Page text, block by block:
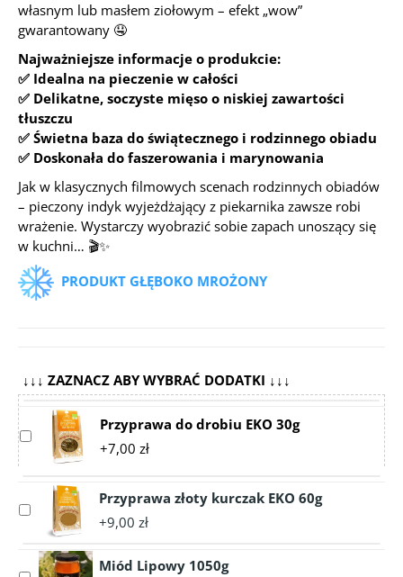
własnym lub masłem ziołowym – efekt „wow”
gwarantowany 🤤
Najważniejsze informacje o produkcie:
✅ Idealna na pieczenie w całości
✅ Delikatne, soczyste mięso o niskiej zawartości
tłuszczu
✅ Świetna baza do świątecznego i rodzinnego obiadu
✅ Doskonała do faszerowania i marynowania
Jak w klasycznych filmowych scenach rodzinnych obiadów
– pieczony indyk wyjeżdżający z piekarnika zawsze robi
wrażenie. Wystarczy wyobrazić sobie zapach unoszący się
w kuchni… 🎬✨
PRODUKT GŁĘBOKO MROŻONY
↓↓↓ ZAZNACZ ABY WYBRAĆ DODATKI ↓↓↓
Select
accessory
drobiu
EKO
30g
Przyprawa do drobiu EKO 30g
+7,00 zł
Select
accessory
Przyprawa
złoty
Przyprawa złoty kurczak EKO 60g
+9,00 zł
Miód Lipowy 1050g